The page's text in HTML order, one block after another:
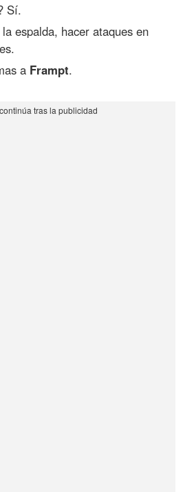
Sí.
espalda, hacer ataques en
a Frampt.